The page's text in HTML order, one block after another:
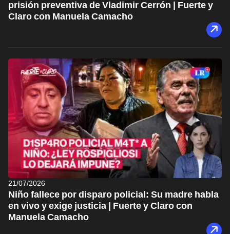
prisión preventiva de Vladimir Cerrón | Fuerte y
Claro con Manuela Camacho
21/07/2026
Niño fallece por disparo policial: Su madre habla
en vivo y exige justicia | Fuerte y Claro con
Manuela Camacho